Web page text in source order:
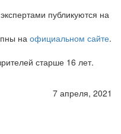
публикуются на
на официальном сайте.
старше 16 лет.
7 апреля, 2021